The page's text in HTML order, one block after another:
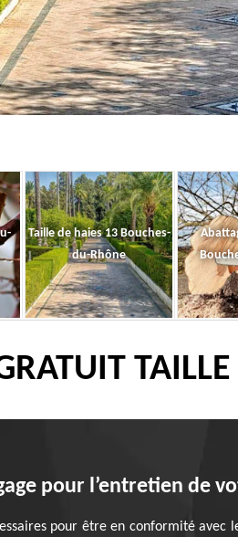
Taille de haies 13 Bouches-
du-Rhône
pour l’entretien de
pour être en conformité